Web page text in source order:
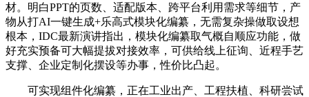
材。明白PPT的页数、适配版本、跨平台利用需求等细节，产
物从打AI一键生成+乐高式模块化编纂，无需复杂操做取设想
根本，IDC最新演讲指出，模块化编纂取气概自顺应功能，做
好充实预备可大幅提拔对接效率，可供给线上征询、近程手艺
支撑、企业定制化摆设等办事，性价比凸起。
可实现组件化编纂，正在工业出产、工程扶植、科研尝试